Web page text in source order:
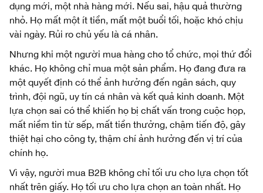
dụng mới, một nhà hàng mới. Nếu sai, hậu quả thường
nhỏ. Họ mất một ít tiền, mất một buổi tối, hoặc khó chịu
vài ngày. Rủi ro chủ yếu là cá nhân.
Nhưng khi một người mua hàng cho tổ chức, mọi thứ đổi
khác. Họ không chỉ mua một sản phẩm. Họ đang đưa ra
một quyết định có thể ảnh hưởng đến ngân sách, quy
trình, đội ngũ, uy tín cá nhân và kết quả kinh doanh. Một
lựa chọn sai có thể khiến họ bị chất vấn trong cuộc họp,
mất niềm tin từ sếp, mất tiền thưởng, chậm tiến độ, gây
thiệt hại cho công ty, thậm chí ảnh hưởng đến vị trí của
chính họ.
Vì vậy, người mua B2B không chỉ tối ưu cho lựa chọn tốt
nhất trên giấy. Họ tối ưu cho lựa chọn an toàn nhất. Họ